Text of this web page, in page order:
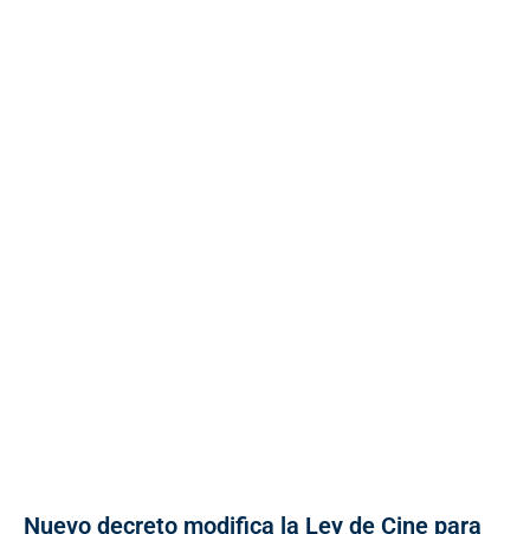
Nuevo decreto modifica la Ley de Cine para